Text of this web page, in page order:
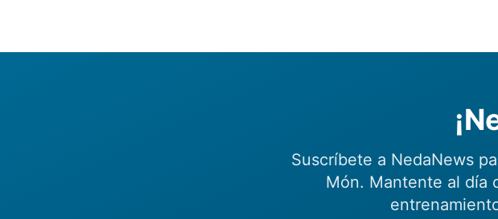
Suscríbete a NedaNews
Món. Mantente al día